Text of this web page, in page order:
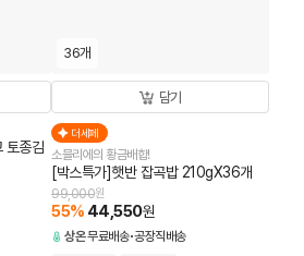
토종김
36개
담기
더세페
소믈리에의 황금배합!
[박스특가]햇반 잡곡밥 210gX36개
99,000원
55% 44,550원
상온무료배송 공장직배송